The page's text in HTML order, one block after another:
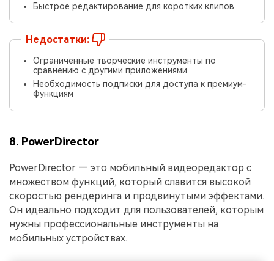
Быстрое редактирование для коротких клипов
Недостатки:
Ограниченные творческие инструменты по
сравнению с другими приложениями
Необходимость подписки для доступа к премиум-
функциям
8. PowerDirector
PowerDirector — это мобильный видеоредактор с
множеством функций, который славится высокой
скоростью рендеринга и продвинутыми эффектами.
Он идеально подходит для пользователей, которым
нужны профессиональные инструменты на
мобильных устройствах.